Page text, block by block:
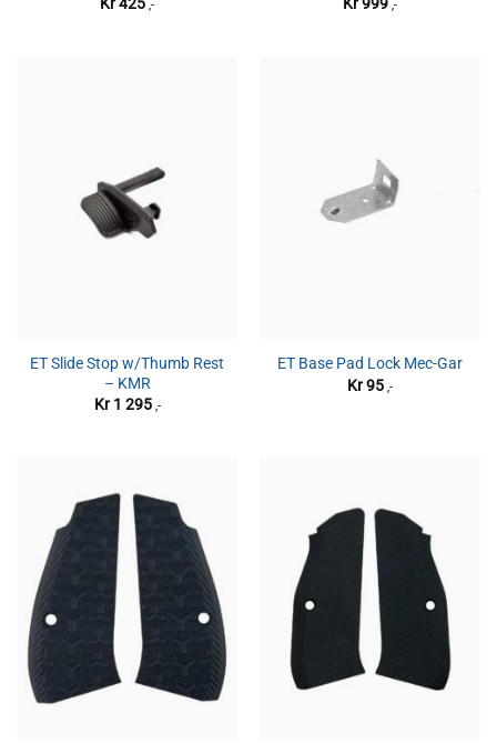
,- ,-
ET Slide Stop w/Thumb Rest
– KMR
Kr1 295 ,-
ET Base Pad Lock Mec-Gar
Kr95 ,-